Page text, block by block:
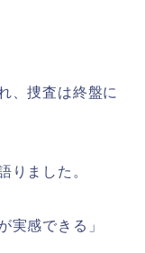
、捜査は終盤に
りました。
実感できる」